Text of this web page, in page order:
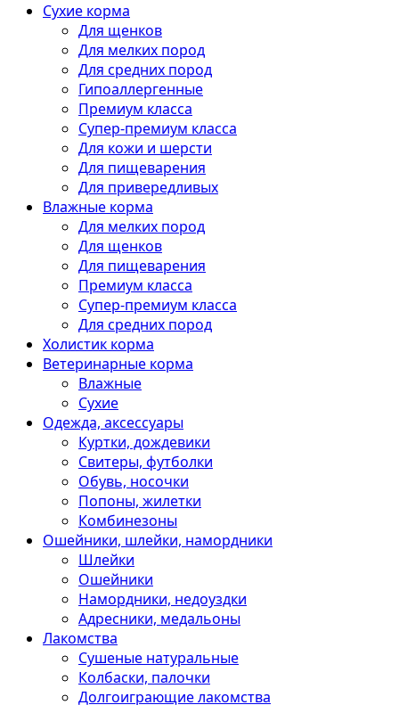
Сухие корма
Для щенков
Для мелких пород
Для средних пород
Гипоаллергенные
Премиум класса
Супер-премиум класса
Для кожи и шерсти
Для пищеварения
Для привередливых
Влажные корма
Для мелких пород
Для щенков
Для пищеварения
Премиум класса
Супер-премиум класса
Для средних пород
Холистик корма
Ветеринарные корма
Влажные
Сухие
Одежда, аксессуары
Куртки, дождевики
Свитеры, футболки
Обувь, носочки
Попоны, жилетки
Комбинезоны
Ошейники, шлейки, намордники
Шлейки
Ошейники
Намордники, недоуздки
Адресники, медальоны
Лакомства
Сушеные натуральные
Колбаски, палочки
Долгоиграющие лакомства